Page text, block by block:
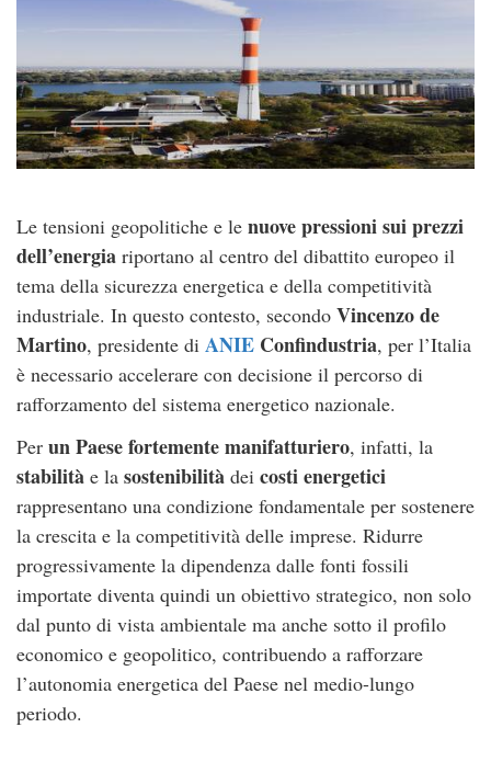
Le tensioni geopolitiche e le nuove pressioni sui prezzi
dell’energia riportano al centro del dibattito europeo il
tema della sicurezza energetica e della competitività
industriale. In questo contesto, secondo Vincenzo de
Martino, presidente di ANIE Confindustria, per l’Italia
è necessario accelerare con decisione il percorso di
rafforzamento del sistema energetico nazionale.
Per un Paese fortemente manifatturiero, infatti, la
stabilità e la sostenibilità dei costi energetici
rappresentano una condizione fondamentale per sostenere
la crescita e la competitività delle imprese. Ridurre
progressivamente la dipendenza dalle fonti fossili
importate diventa quindi un obiettivo strategico, non solo
dal punto di vista ambientale ma anche sotto il profilo
economico e geopolitico, contribuendo a rafforzare
l’autonomia energetica del Paese nel medio-lungo
periodo.